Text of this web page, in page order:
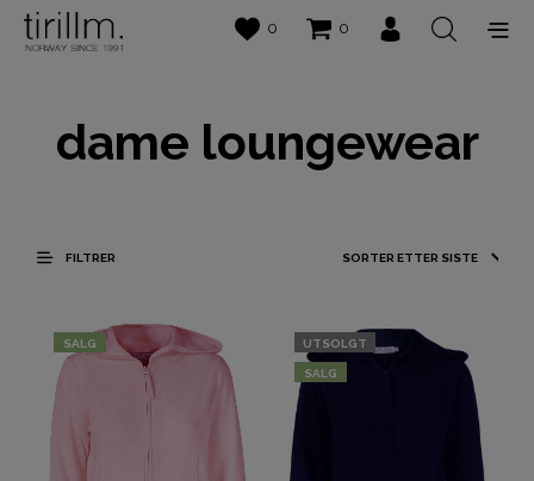
0 0
dame loungewear
FILTRER
SALG UTSOLGT
SALG